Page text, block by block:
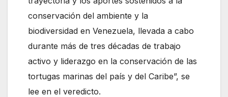
conservación del ambiente y la
biodiversidad en Venezuela, llevada a cabo
durante más de tres décadas de trabajo
activo y liderazgo en la conservación de las
tortugas marinas del país y del Caribe”, se
lee en el veredicto.